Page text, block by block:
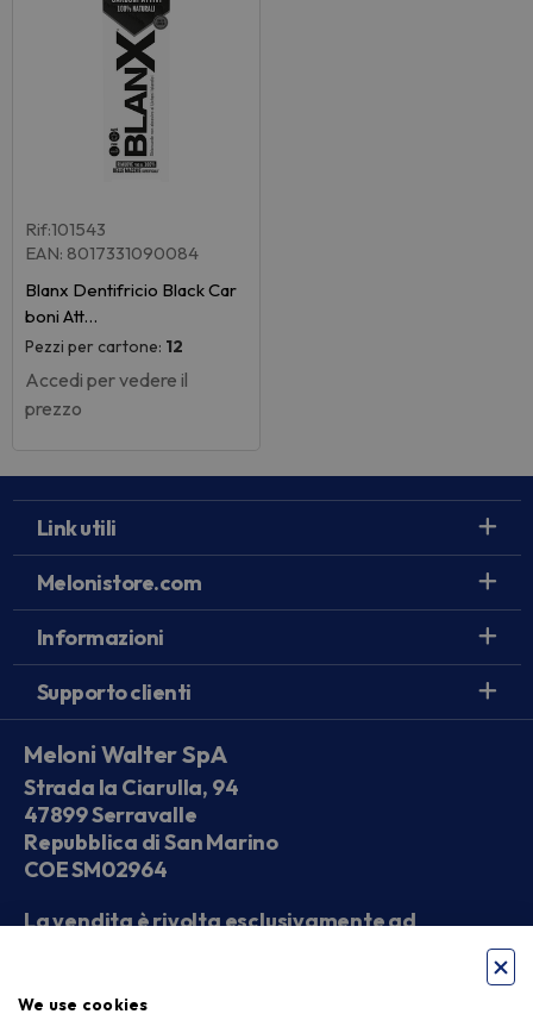
Rif:101543
EAN: 8017331090084
Blanx Dentifricio Black Car
boni Att…
Pezzi per cartone: 12
Accedi per vedere il
prezzo
Link utili
Melonistore.com
Informazioni
Supporto clienti
Meloni Walter SpA
Strada la Ciarulla, 94
47899 Serravalle
Repubblica di San Marino
COE SM02964
La vendita è rivolta esclusivamente ad
We use cookies